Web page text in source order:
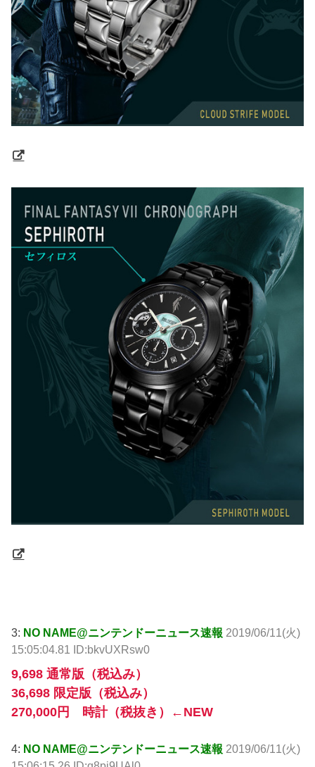
3: NO NAME@ニンテンドーニュース速報 2019/06/11(火)
15:05:04.81 ID:bkvUXRsw0
9,698 通常版（税込み）
36,698 限定版（税込み）
270,000円 時計（税抜き）←NEW
4: NO NAME@ニンテンドーニュース速報 2019/06/11(火)